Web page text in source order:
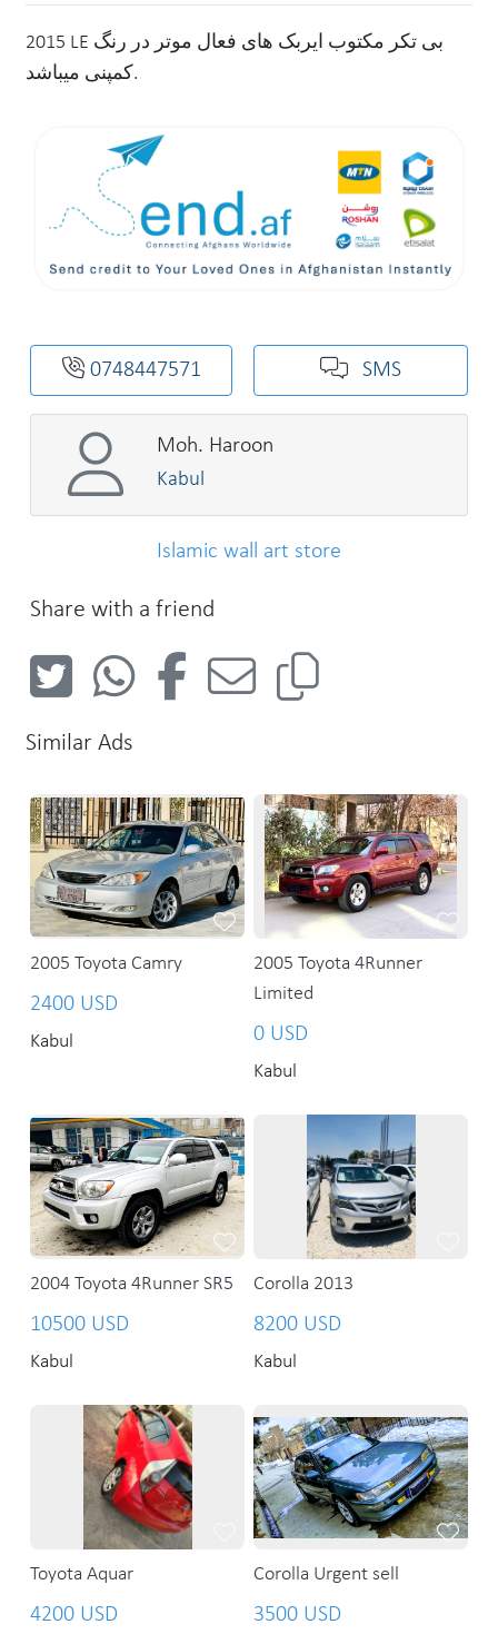
2015 LE بی تکر مکتوب ایربک های فعال موتر در رنگ‌
کمپنی میباشد.
0748447571 SMS
Moh. Haroon
Kabul
Islamic wall art store
Share with a friend
Similar Ads
2005 Toyota Camry
2400 USD
Kabul
2005 Toyota 4Runner
Limited
0 USD
Kabul
2004 Toyota 4Runner SR5
10500 USD
Kabul
Corolla 2013
8200 USD
Kabul
Toyota Aquar
4200 USD
Corolla Urgent sell
3500 USD